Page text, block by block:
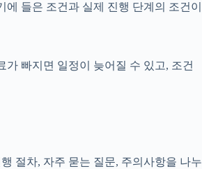
들은 조건과 실제 진행 단계의 조건이
가 빠지면 일정이 늦어질 수 있고, 조건
절차, 자주 묻는 질문, 주의사항을 나누